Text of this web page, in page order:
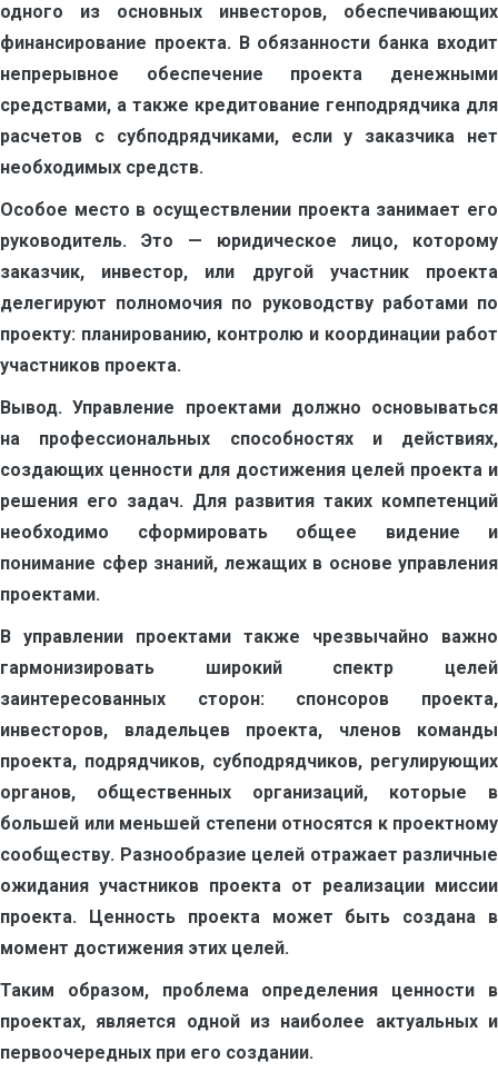
одного из основных инвесторов, обеспечивающих
финансирование проекта. В обязанности банка входит
непрерывное обеспечение проекта денежными
средствами, а также кредитование генподрядчика для
расчетов с субподрядчиками, если у заказчика нет
необходимых средств.
Особое место в осуществлении проекта занимает его
руководитель. Это — юридическое лицо, которому
заказчик, инвестор, или другой участник проекта
делегируют полномочия по руководству работами по
проекту: планированию, контролю и координации работ
участников проекта.
Вывод. Управление проектами должно основываться
на профессиональных способностях и действиях,
создающих ценности для достижения целей проекта и
решения его задач. Для развития таких компетенций
необходимо сформировать общее видение и
понимание сфер знаний, лежащих в основе управления
проектами.
В управлении проектами также чрезвычайно важно
гармонизировать широкий спектр целей
заинтересованных сторон: спонсоров проекта,
инвесторов, владельцев проекта, членов команды
проекта, подрядчиков, субподрядчиков, регулирующих
органов, общественных организаций, которые в
большей или меньшей степени относятся к проектному
сообществу. Разнообразие целей отражает различные
ожидания участников проекта от реализации миссии
проекта. Ценность проекта может быть создана в
момент достижения этих целей.
Таким образом, проблема определения ценности в
проектах, является одной из наиболее актуальных и
первоочередных при его создании.